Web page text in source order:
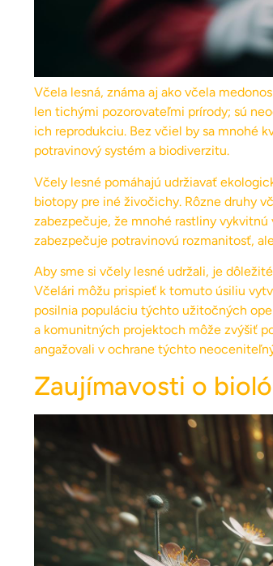
Včela lesná, známa aj ako včela
len tichými pozorovateľmi prírody; sú
ich reprodukciu. Bez včiel by sa mnohé
potravinový systém a biodiverzitu.
Včely lesné pomáhajú udržiavať
biotopy pre iné živočichy. Rôzne druhy
zabezpečuje, že mnohé rastliny vykvitnú
zabezpečuje potravinovú rozmanitosť,
Aby sme si včely lesné udržali, je
Včelári môžu prispieť k tomuto úsiliu
posilnia populáciu týchto užitočných
a komunitných projektoch môže zvýšiť
angažovali v ochrane týchto
Zaujímavosti o